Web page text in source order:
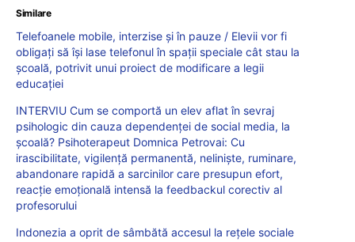
Similare
Telefoanele mobile, interzise și în pauze / Elevii vor fi
obligați să își lase telefonul în spații speciale cât stau la
școală, potrivit unui proiect de modificare a legii
educației
INTERVIU Cum se comportă un elev aflat în sevraj
psihologic din cauza dependenței de social media, la
școală? Psihoterapeut Domnica Petrovai: Cu
irascibilitate, vigilență permanentă, neliniște, ruminare,
abandonare rapidă a sarcinilor care presupun efort,
reacție emoțională intensă la feedbackul corectiv al
profesorului
Indonezia a oprit de sâmbătă accesul la rețele sociale